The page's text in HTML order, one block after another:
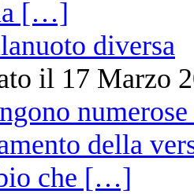
diversa
il 17 Marzo